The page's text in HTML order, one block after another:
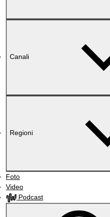
Canali
Regioni
Foto
Video
Podcast